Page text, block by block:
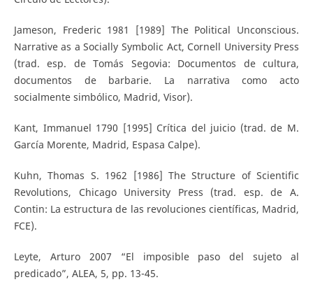
Jameson, Frederic 1981 [1989] The Political Unconscious.
Narrative as a Socially Symbolic Act, Cornell University Press
(trad. esp. de Tomás Segovia: Documentos de cultura,
documentos de barbarie. La narrativa como acto
socialmente simbólico, Madrid, Visor).
Kant, Immanuel 1790 [1995] Crítica del juicio (trad. de M.
García Morente, Madrid, Espasa Calpe).
Kuhn, Thomas S. 1962 [1986] The Structure of Scientific
Revolutions, Chicago University Press (trad. esp. de A.
Contin: La estructura de las revoluciones científicas, Madrid,
FCE).
Leyte, Arturo 2007 “El imposible paso del sujeto al
predicado”, ALEA, 5, pp. 13-45.